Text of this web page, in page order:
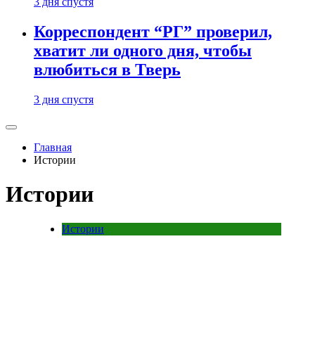
Корреспондент “РГ” проверил,
хватит ли одного дня, чтобы
влюбиться в Тверь
3 дня спустя
Главная
Истории
Истории
Истории